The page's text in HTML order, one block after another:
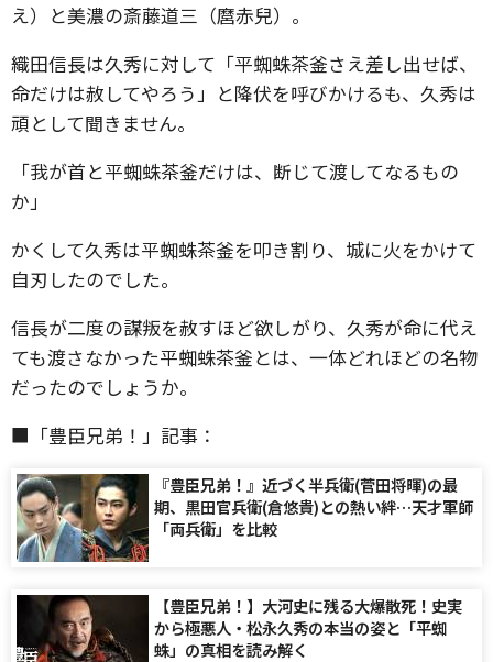
え）と美濃の斎藤道三（麿赤兒）。
織田信長は久秀に対して「平蜘蛛茶釜さえ差し出せば、
命だけは赦してやろう」と降伏を呼びかけるも、久秀は
頑として聞きません。
「我が首と平蜘蛛茶釜だけは、断じて渡してなるもの
か」
かくして久秀は平蜘蛛茶釜を叩き割り、城に火をかけて
自刃したのでした。
信長が二度の謀叛を赦すほど欲しがり、久秀が命に代え
ても渡さなかった平蜘蛛茶釜とは、一体どれほどの名物
だったのでしょうか。
■「豊臣兄弟！」記事：
『豊臣兄弟！』近づく半兵衛(菅田将暉)の最
期、黒田官兵衛(倉悠貴)との熱い絆…天才軍師
「両兵衛」を比較
【豊臣兄弟！】大河史に残る大爆散死！史実
から極悪人・松永久秀の本当の姿と「平蜘
蛛」の真相を読み解く